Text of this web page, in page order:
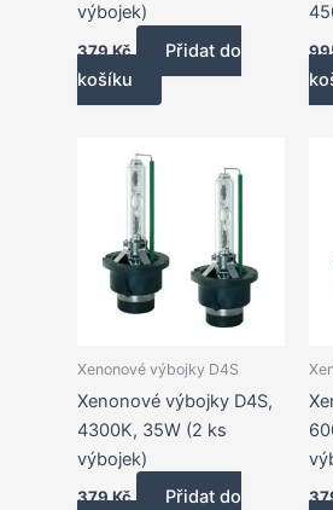
výbojek)
379Kč
Přidat do
košíku
Xenonové výbojky D4S
Xenonové výbojky D4S,
4300K, 35W (2 ks
výbojek)
379Kč
Přidat do